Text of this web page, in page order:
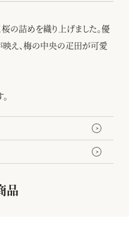
の詰めを織り上げました。優
え、梅の中央の疋田が可愛
品